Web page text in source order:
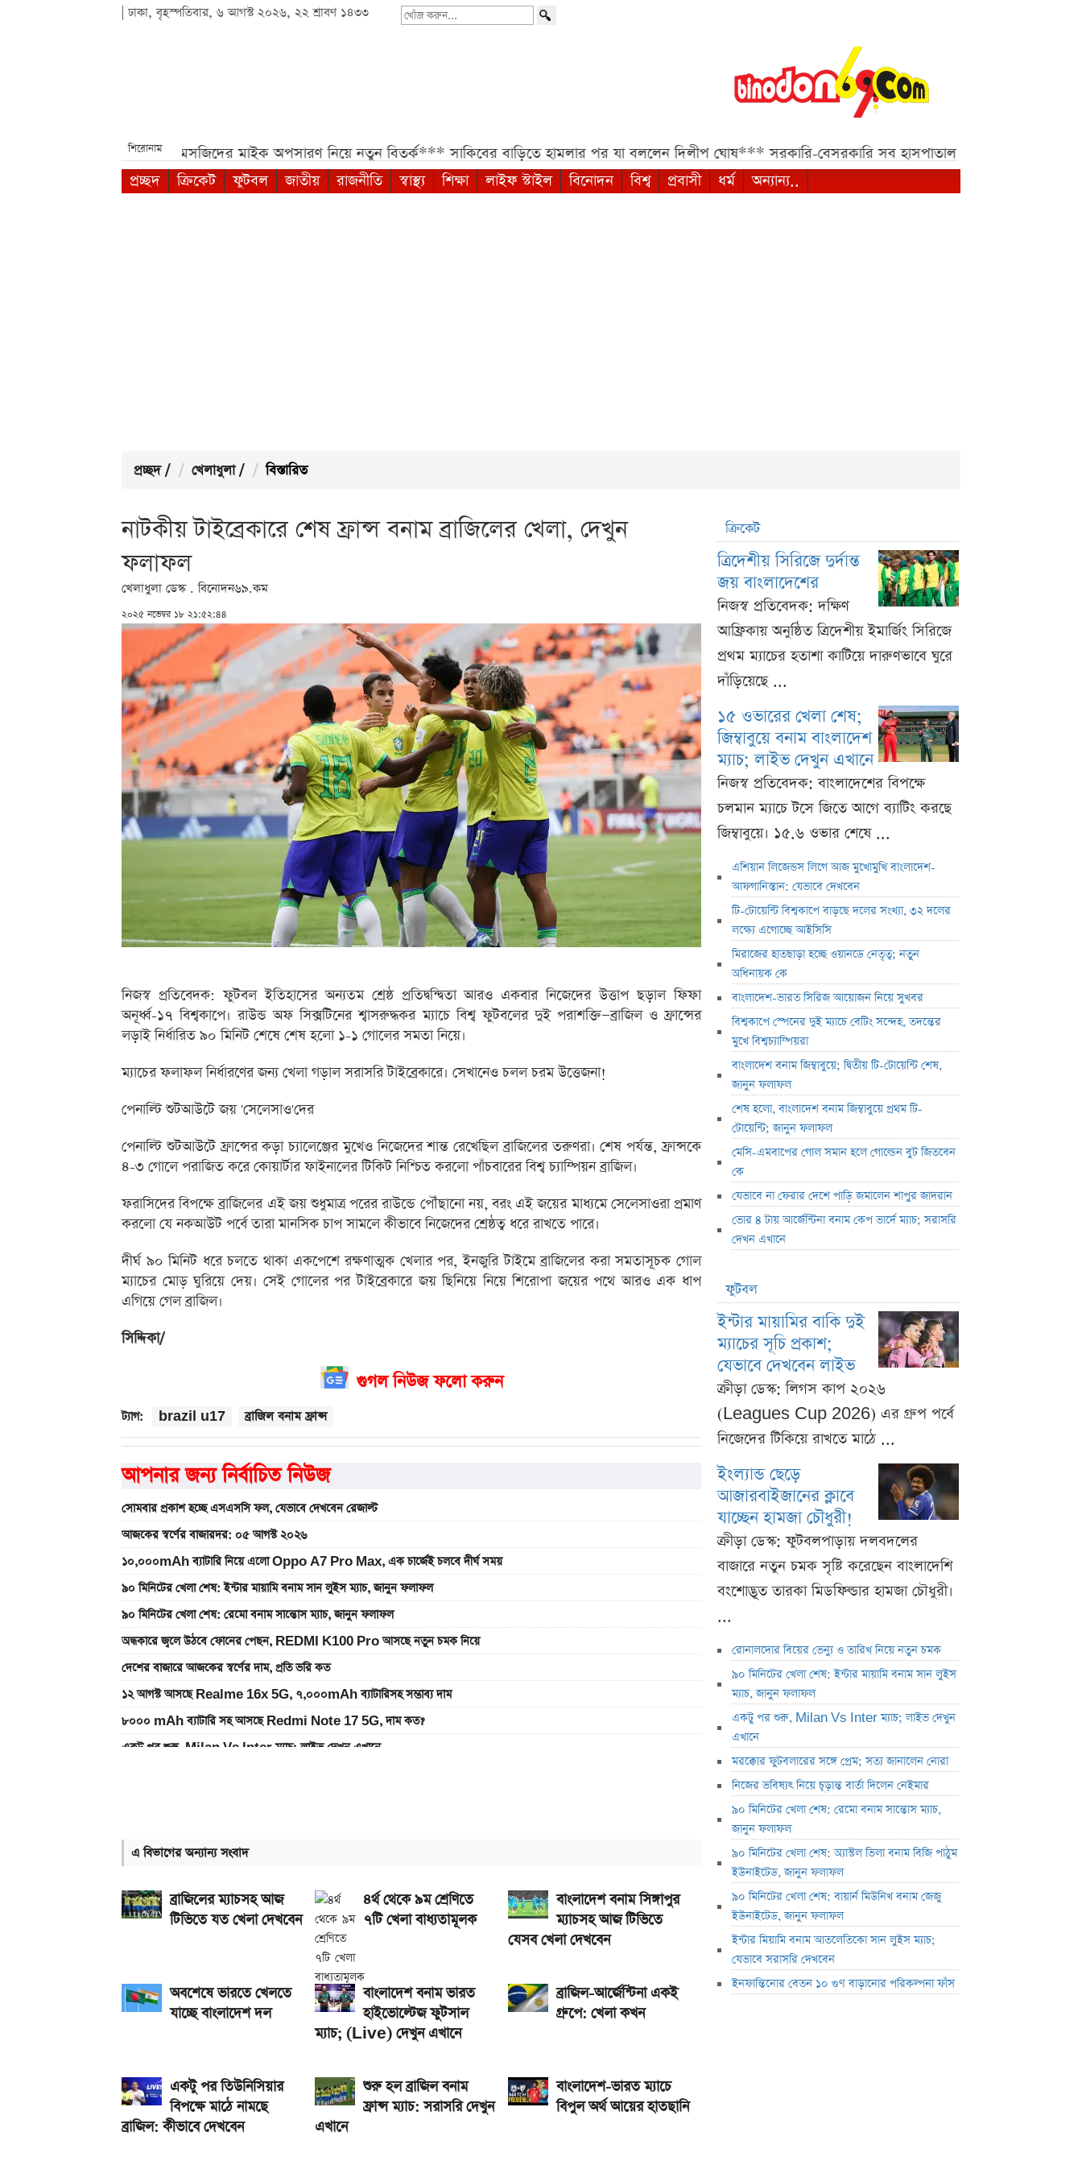
| ঢাকা, বৃহস্পতিবার, ৬ আগস্ট ২০২৬, ২২ শ্রাবণ ১৪৩৩
খোঁজ
শিরোনাম
পশ্চিমবঙ্গে মসজিদের মাইক অপসারণ নিয়ে নতুন বিতর্ক*** সাকিবের বাড়িতে হামলার পর যা বললেন দিলীপ ঘোষ*** সরকারি-বেসরকারি সব হাসপাতাল ও ক্লিনিকের জন্য হাইকোর্টের
প্রচ্ছদ
ক্রিকেট ফুটবল জাতীয় রাজনীতি স্বাস্থ্য শিক্ষা লাইফ স্টাইল বিনোদন বিশ্ব প্রবাসী ধর্ম অন্যান্য..
প্রচ্ছদ / খেলাধুলা / বিস্তারিত
নাটকীয় টাইব্রেকারে শেষ ফ্রান্স বনাম ব্রাজিলের খেলা, দেখুন
ফলাফল
খেলাধুলা ডেস্ক . বিনোদন৬৯.কম
২০২৫ নভেম্বর ১৮ ২১:৫২:৪৪
নিজস্ব প্রতিবেদক: ফুটবল ইতিহাসের অন্যতম শ্রেষ্ঠ প্রতিদ্বন্দ্বিতা আরও একবার নিজেদের উত্তাপ ছড়াল ফিফা
অনূর্ধ্ব-১৭ বিশ্বকাপে। রাউন্ড অফ সিক্সটিনের শ্বাসরুদ্ধকর ম্যাচে বিশ্ব ফুটবলের দুই পরাশক্তি—ব্রাজিল ও ফ্রান্সের
লড়াই নির্ধারিত ৯০ মিনিট শেষে শেষ হলো ১-১ গোলের সমতা নিয়ে।
ম্যাচের ফলাফল নির্ধারণের জন্য খেলা গড়াল সরাসরি টাইব্রেকারে। সেখানেও চলল চরম উত্তেজনা!
পেনাল্টি শুটআউটে জয় 'সেলেসাও'দের
পেনাল্টি শুটআউটে ফ্রান্সের কড়া চ্যালেঞ্জের মুখেও নিজেদের শান্ত রেখেছিল ব্রাজিলের তরুণরা। শেষ পর্যন্ত, ফ্রান্সকে
৪-৩ গোলে পরাজিত করে কোয়ার্টার ফাইনালের টিকিট নিশ্চিত করলো পাঁচবারের বিশ্ব চ্যাম্পিয়ন ব্রাজিল।
ফরাসিদের বিপক্ষে ব্রাজিলের এই জয় শুধুমাত্র পরের রাউন্ডে পৌঁছানো নয়, বরং এই জয়ের মাধ্যমে সেলেসাওরা প্রমাণ
করলো যে নকআউট পর্বে তারা মানসিক চাপ সামলে কীভাবে নিজেদের শ্রেষ্ঠত্ব ধরে রাখতে পারে।
দীর্ঘ ৯০ মিনিট ধরে চলতে থাকা একপেশে রক্ষণাত্মক খেলার পর, ইনজুরি টাইমে ব্রাজিলের করা সমতাসূচক গোল
ম্যাচের মোড় ঘুরিয়ে দেয়। সেই গোলের পর টাইব্রেকারে জয় ছিনিয়ে নিয়ে শিরোপা জয়ের পথে আরও এক ধাপ
এগিয়ে গেল ব্রাজিল।
সিদ্দিকা/
গুগল নিউজ ফলো করুন
ট্যাগ: brazil u17 ব্রাজিল বনাম ফ্রান্স
আপনার জন্য নির্বাচিত নিউজ
সোমবার প্রকাশ হচ্ছে এসএসসি ফল, যেভাবে দেখবেন রেজাল্ট
আজকের স্বর্ণের বাজারদর: ০৫ আগস্ট ২০২৬
১০,০০০mAh ব্যাটারি নিয়ে এলো Oppo A7 Pro Max, এক চার্জেই চলবে দীর্ঘ সময়
৯০ মিনিটের খেলা শেষ: ইন্টার মায়ামি বনাম সান লুইস ম্যাচ, জানুন ফলাফল
৯০ মিনিটের খেলা শেষ: রেমো বনাম সান্তোস ম্যাচ, জানুন ফলাফল
অন্ধকারে জ্বলে উঠবে ফোনের পেছন, REDMI K100 Pro আসছে নতুন চমক নিয়ে
দেশের বাজারে আজকের স্বর্ণের দাম, প্রতি ভরি কত
১২ আগস্ট আসছে Realme 16x 5G, ৭,০০০mAh ব্যাটারিসহ সম্ভাব্য দাম
৮০০০ mAh ব্যাটারি সহ আসছে Redmi Note 17 5G, দাম কত?
একটু পর শুরু, Milan Vs Inter ম্যাচ; লাইভ দেখুন এখানে
আজকের সকল দেশের টাকার রেট: ০৫ আগস্ট ২০২৬
এ বিভাগের অন্যান্য সংবাদ
ব্রাজিলের ম্যাচসহ আজ
টিভিতে যত খেলা দেখবেন
৪র্থ থেকে ৯ম শ্রেণিতে
৭টি খেলা বাধ্যতামূলক
বাংলাদেশ বনাম সিঙ্গাপুর
ম্যাচসহ আজ টিভিতে
যেসব খেলা দেখবেন
অবশেষে ভারতে খেলতে
যাচ্ছে বাংলাদেশ দল
বাংলাদেশ বনাম ভারত
হাইভোল্টেজ ফুটসাল
ম্যাচ; (Live) দেখুন এখানে
ব্রাজিল-আর্জেন্টিনা একই
গ্রুপে: খেলা কখন
একটু পর তিউনিসিয়ার
বিপক্ষে মাঠে নামছে
ব্রাজিল: কীভাবে দেখবেন
শুরু হল ব্রাজিল বনাম
ফ্রান্স ম্যাচ: সরাসরি দেখুন
এখানে
বাংলাদেশ-ভারত ম্যাচে
বিপুল অর্থ আয়ের হাতছানি
ক্রিকেট
ত্রিদেশীয় সিরিজে দুর্দান্ত
জয় বাংলাদেশের
নিজস্ব প্রতিবেদক: দক্ষিণ
আফ্রিকায় অনুষ্ঠিত ত্রিদেশীয় ইমার্জিং সিরিজে
প্রথম ম্যাচের হতাশা কাটিয়ে দারুণভাবে ঘুরে
দাঁড়িয়েছে ...
১৫ ওভারের খেলা শেষ;
জিম্বাবুয়ে বনাম বাংলাদেশ
ম্যাচ; লাইভ দেখুন এখানে
নিজস্ব প্রতিবেদক: বাংলাদেশের বিপক্ষে
চলমান ম্যাচে টসে জিতে আগে ব্যাটিং করছে
জিম্বাবুয়ে। ১৫.৬ ওভার শেষে ...
এশিয়ান লিজেন্ডস লিগে আজ মুখোমুখি বাংলাদেশ-
আফগানিস্তান: যেভাবে দেখবেন
টি-টোয়েন্টি বিশ্বকাপে বাড়ছে দলের সংখ্যা, ৩২ দলের
লক্ষ্যে এগোচ্ছে আইসিসি
মিরাজের হাতছাড়া হচ্ছে ওয়ানডে নেতৃত্ব; নতুন
অধিনায়ক কে
বাংলাদেশ-ভারত সিরিজ আয়োজন নিয়ে সুখবর
বিশ্বকাপে স্পেনের দুই ম্যাচে বেটিং সন্দেহ, তদন্তের
মুখে বিশ্বচ্যাম্পিয়রা
বাংলাদেশ বনাম জিম্বাবুয়ে; দ্বিতীয় টি-টোয়েন্টি শেষ,
জানুন ফলাফল
শেষ হলো, বাংলাদেশ বনাম জিম্বাবুয়ে প্রথম টি-
টোয়েন্টি; জানুন ফলাফল
মেসি-এমবাপের গোল সমান হলে গোল্ডেন বুট জিতবেন
কে
যেভাবে না ফেরার দেশে পাড়ি জমালেন শাপুর জাদরান
ভোর ৪ টায় আর্জেন্টিনা বনাম কেপ ভার্দে ম্যাচ; সরাসরি
দেখন এখানে
ফুটবল
ইন্টার মায়ামির বাকি দুই
ম্যাচের সূচি প্রকাশ;
যেভাবে দেখবেন লাইভ
ক্রীড়া ডেস্ক: লিগস কাপ ২০২৬
(Leagues Cup 2026) এর গ্রুপ পর্বে
নিজেদের টিকিয়ে রাখতে মাঠে ...
ইংল্যান্ড ছেড়ে
আজারবাইজানের ক্লাবে
যাচ্ছেন হামজা চৌধুরী!
ক্রীড়া ডেস্ক: ফুটবলপাড়ায় দলবদলের
বাজারে নতুন চমক সৃষ্টি করেছেন বাংলাদেশি
বংশোদ্ভূত তারকা মিডফিল্ডার হামজা চৌধুরী।
...
রোনালদোর বিয়ের ভেন্যু ও তারিখ নিয়ে নতুন চমক
৯০ মিনিটের খেলা শেষ: ইন্টার মায়ামি বনাম সান লুইস
ম্যাচ, জানুন ফলাফল
একটু পর শুরু, Milan Vs Inter ম্যাচ; লাইভ দেখুন
এখানে
মরক্কোর ফুটবলারের সঙ্গে প্রেম; সত্য জানালেন নোরা
নিজের ভবিষ্যৎ নিয়ে চূড়ান্ত বার্তা দিলেন নেইমার
৯০ মিনিটের খেলা শেষ: রেমো বনাম সান্তোস ম্যাচ,
জানুন ফলাফল
৯০ মিনিটের খেলা শেষ: অ্যাস্টল ভিলা বনাম বিজি পাঠুম
ইউনাইটেড, জানুন ফলাফল
৯০ মিনিটের খেলা শেষ: বায়ার্ন মিউনিখ বনাম জেজু
ইউনাইটেড, জানুন ফলাফল
ইন্টার মিয়ামি বনাম আতলেতিকো সান লুইস ম্যাচ;
যেভাবে সরাসরি দেখবেন
ইনফান্তিনোর বেতন ১০ গুণ বাড়ানোর পরিকল্পনা ফাঁস